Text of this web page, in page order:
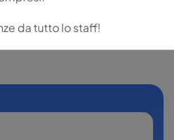
da tutto lo staff!